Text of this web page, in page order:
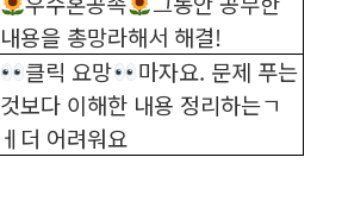
내용을 총망라해서 해결!
클릭 요망
마자요. 문제 푸는
것보다 이해한 내용 정리하는ㄱ
ㅔ더 어려워요